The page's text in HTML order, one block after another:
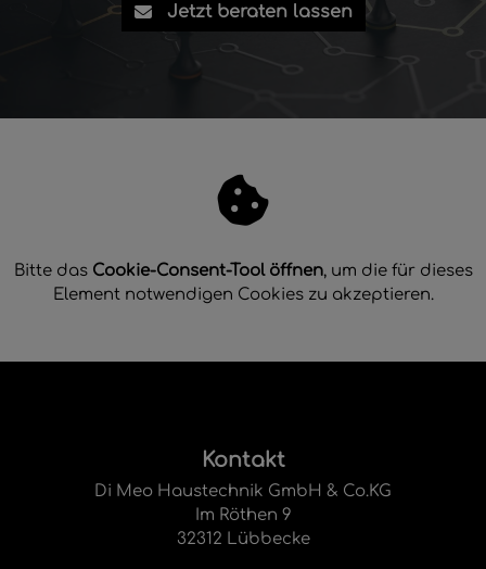
Jetzt beraten lassen
Bitte das Cookie-Consent-Tool öffnen, um die für dieses
Element notwendigen Cookies zu akzeptieren.
Kontakt
Di Meo Haustechnik GmbH & Co.KG
Im Röthen 9
32312 Lübbecke